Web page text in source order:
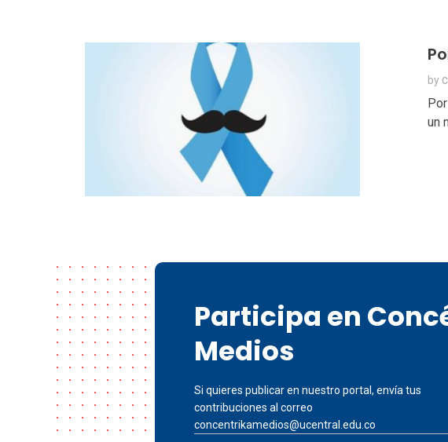
by
un
Participa en
Medios
Si quieres publicar en nuestro portal, envía tus
contribuciones al correo
concentrikamedios@ucentral.edu.co